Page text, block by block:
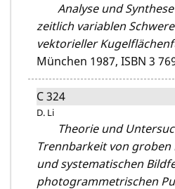
Analyse und
zeitlich variablen
vektorieller
München 1987, ISBN 3
C 324
D. Li
Theorie und
Trennbarkeit von
und systematischen
photogrammetrischen